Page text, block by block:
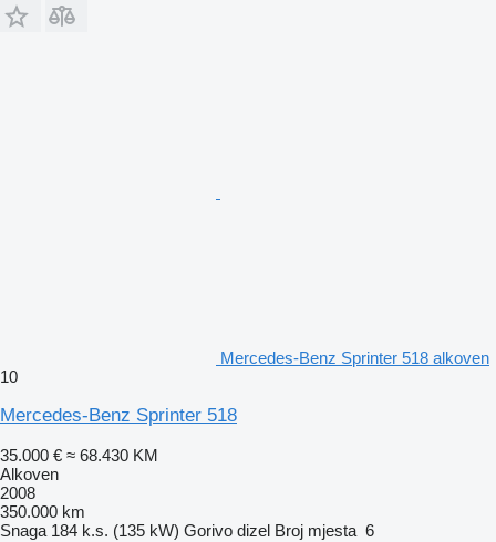
Mercedes-Benz Sprinter 518 alkoven
10
Mercedes-Benz Sprinter 518
35.000 € ≈ 68.430 KM
Alkoven
2008
350.000 km
Snaga 184 k.s. (135 kW) Gorivo dizel Broj mjesta 6